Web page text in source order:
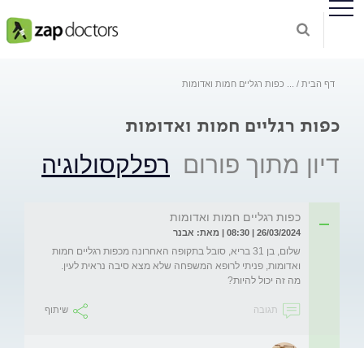
דף הבית כפות רגליים חמות ואדומות
כפות רגליים חמות ואדומות
דיון מתוך פורום רפלקסולוגיה
כפות רגליים חמות ואדומות
26/03/2024 | 08:30 | מאת: אבנר
שלום, בן 31 בריא, סובל בתקופה האחרונה מכפות רגליים חמות
ואדומות, פניתי לרופא המשפחה שלא מצא סיבה נראית לעין.
מה זה יכול להיות?
תגובה שיתוף